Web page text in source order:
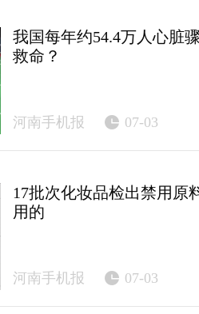
我国每年约54.4万人心脏
救命？
河南手机报 07-03
17批次化妆品检出禁用原
用的
河南手机报 07-03